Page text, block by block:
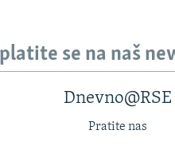
se na naš
Dnevno@RSE
Pratite nas